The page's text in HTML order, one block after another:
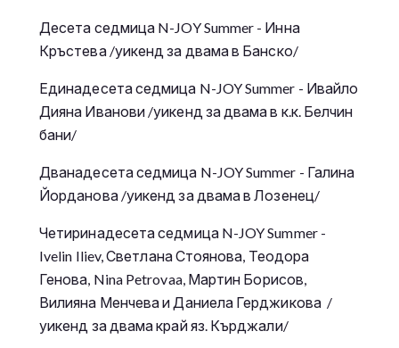
Десета седмица N-JOY Summer - Инна
Кръстева /уикенд за двама в Банско/
Единадесета седмица N-JOY Summer - Ивайло
Дияна Иванови /уикенд за двама в к.к. Белчин
бани/
Дванадесета седмица N-JOY Summer - Галина
Йорданова /уикенд за двама в Лозенец/
Четиринадесета седмица N-JOY Summer -
Ivelin Iliev, Светлана Стоянова, Теодора
Генова, Nina Petrovaa, Мартин Борисов,
Вилияна Менчева и Даниела Герджикова /
уикенд за двама край яз. Кърджали/